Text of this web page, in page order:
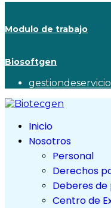
Modulo de trabajo
Biosoftgen
Inicio
Nosotros
Personal
Derechos
Deberes
Centro de